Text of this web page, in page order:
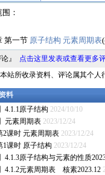
：
第一节 原子结构 元素周期表
论』 点击这里发表或查看更多
站所收录资料、评论属其个人
料
4.1.1原子结构 2024/10/10
元素周期表 2023/12/24
2课时 元素周期表 2023/12/24
1课时 原子结构 2023/12/24
4.1.3原子结构与元素的性质
4.1.2元素周期表 核素2023.12